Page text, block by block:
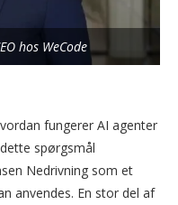
hos WeCode
fungerer AI agenter
spørgsmål
Nedrivning som et
anvendes. En stor del af